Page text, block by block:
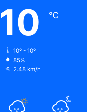
10 ℃
10º - 10º
85%
2.48 km/h